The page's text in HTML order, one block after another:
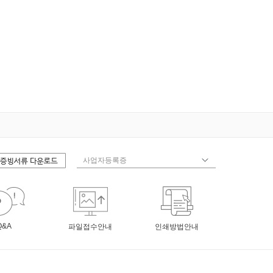
파일접수안내 인쇄방법안내